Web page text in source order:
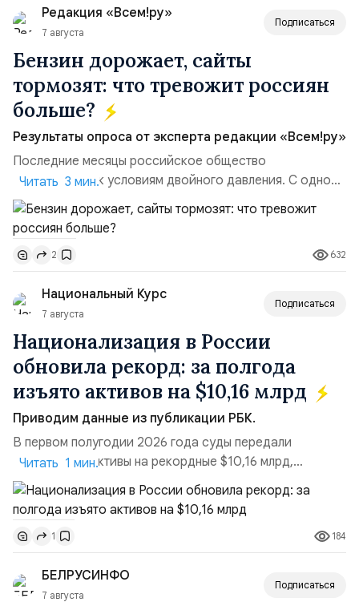
Редакция «Всем!ру»
7 августа
Подписаться
Бензин дорожает, сайты
тормозят: что тревожит россиян
больше?
Результаты опроса от эксперта редакции «Всем!ру»
Последние месяцы российское общество
адаптируется к условиям двойного давления. С одной
стороны, происходит рост цен на товары первой
необходимости, инфляция и локальные сбои в
поставках бензина. А с другой – технологическая
турбулентность: перебои в работе интернета,
блокировки сайтов, необходимость осваивать VPN и
российские платформы.Что из этого бье...
Читать 3 мин.
2 632
Национальный Курс
7 августа
Подписаться
Национализация в России
обновила рекорд: за полгода
изъято активов на $10,16 млрд
Приводим данные из публикации РБК.
В первом полугодии 2026 года суды передали
государству активы на рекордные $10,16 млрд,
подсчитали аналитики AK&M. Это в 2,5 раза больше,
чем за аналогичный период 2025 года ($3,95 млрд).
Всего зафиксировано 15 национализационных
транзакций, которые обеспечили 42,2% денежного
объёма всего российского рынка слияний и
поглощений. Крупнейшей ...
Читать 1 мин.
1 184
БЕЛРУСИНФО
7 августа
Подписаться